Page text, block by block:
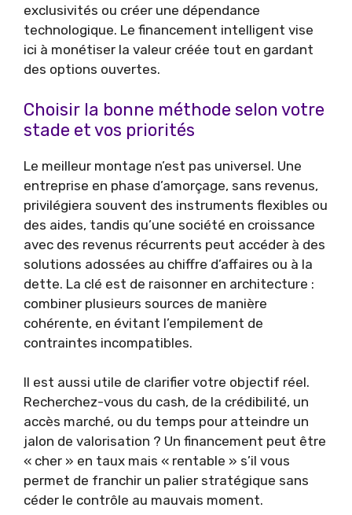
exclusivités ou créer une dépendance
technologique. Le financement intelligent vise
ici à monétiser la valeur créée tout en gardant
des options ouvertes.
Choisir la bonne méthode selon votre
stade et vos priorités
Le meilleur montage n’est pas universel. Une
entreprise en phase d’amorçage, sans revenus,
privilégiera souvent des instruments flexibles ou
des aides, tandis qu’une société en croissance
avec des revenus récurrents peut accéder à des
solutions adossées au chiffre d’affaires ou à la
dette. La clé est de raisonner en architecture :
combiner plusieurs sources de manière
cohérente, en évitant l’empilement de
contraintes incompatibles.
Il est aussi utile de clarifier votre objectif réel.
Recherchez-vous du cash, de la crédibilité, un
accès marché, ou du temps pour atteindre un
jalon de valorisation ? Un financement peut être
« cher » en taux mais « rentable » s’il vous
permet de franchir un palier stratégique sans
céder le contrôle au mauvais moment.